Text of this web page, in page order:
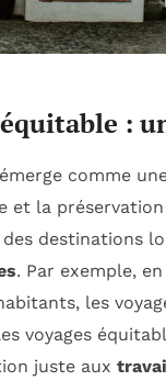
:
émerge comme
et la
destinations
. Par exemple,
les
voyages
juste aux